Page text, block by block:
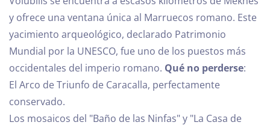
y ofrece una ventana única al Marruecos romano. Este
yacimiento arqueológico, declarado Patrimonio
Mundial por la UNESCO, fue uno de los puestos más
occidentales del imperio romano. Qué no perderse:
El Arco de Triunfo de Caracalla, perfectamente
conservado.
Los mosaicos del "Baño de las Ninfas" y "La Casa de